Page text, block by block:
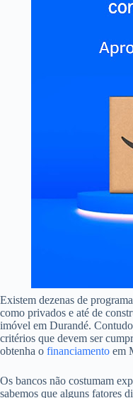
Existem dezenas de
como privados e até de
imóvel em Durandé.
critérios que devem ser
obtenha o financiamento em
Os bancos não costumam
sabemos que alguns fatores